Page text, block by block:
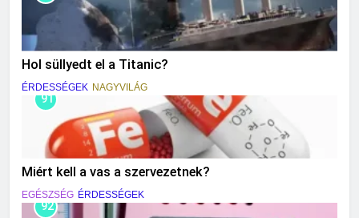
Hol süllyedt el a Titanic?
ÉRDESSÉGEK NAGYVILÁG
91
Miért kell a vas a szervezetnek?
EGÉSZSÉG ÉRDESSÉGEK
92